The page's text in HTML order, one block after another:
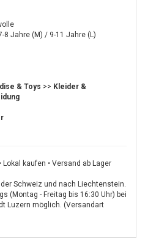
8 Jahre (M) / 9-11 Jahre (L)
& Toys >> Kleider &
kaufen • Versand ab Lager
Schweiz und nach Liechtenstein.
(Montag - Freitag bis 16:30 Uhr) bei
Luzern möglich. (Versandart